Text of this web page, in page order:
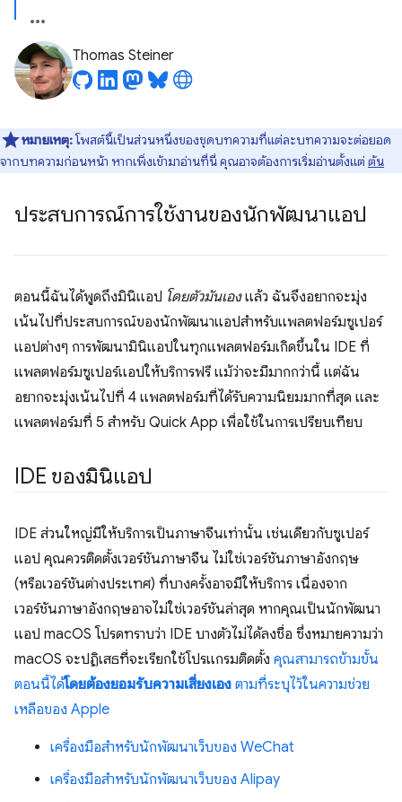
Thomas Steiner
หมายเหตุ:โพสต์นี้เป็นส่วนหนึ่งของชุดบทความที่แต่ละบทความจะต่อยอด
จากบทความก่อนหน้า หากเพิ่งเข้ามาอ่านที่นี่ คุณอาจต้องการเริ่มอ่านตั้งแต่ ต้น
ประสบการณ์การใช้งานของนักพัฒนาแอป
ตอนนี้ฉันได้พูดถึงมินิแอป โดยตัวมันเองแล้ว ฉันจึงอยากจะมุ่ง
เน้นไปที่ประสบการณ์ของนักพัฒนาแอปสำหรับแพลตฟอร์มซูเปอร์
แอปต่างๆ การพัฒนามินิแอปในทุกแพลตฟอร์มเกิดขึ้นใน IDE ที่
แพลตฟอร์มซูเปอร์แอปให้บริการฟรี แม้ว่าจะมีมากกว่านี้ แต่ฉัน
อยากจะมุ่งเน้นไปที่ 4 แพลตฟอร์มที่ได้รับความนิยมมากที่สุด และ
แพลตฟอร์มที่ 5 สำหรับ Quick App เพื่อใช้ในการเปรียบเทียบ
IDE ของมินิแอป
IDE ส่วนใหญ่มีให้บริการเป็นภาษาจีนเท่านั้น เช่นเดียวกับซูเปอร์
แอป คุณควรติดตั้งเวอร์ชันภาษาจีน ไม่ใช่เวอร์ชันภาษาอังกฤษ
(หรือเวอร์ชันต่างประเทศ) ที่บางครั้งอาจมีให้บริการ เนื่องจาก
เวอร์ชันภาษาอังกฤษอาจไม่ใช่เวอร์ชันล่าสุด หากคุณเป็นนักพัฒนา
แอป macOS โปรดทราบว่า IDE บางตัวไม่ได้ลงชื่อ ซึ่งหมายความว่า
macOS จะปฏิเสธที่จะเรียกใช้โปรแกรมติดตั้ง คุณสามารถข้ามขั้น
ตอนนี้ได้โดยต้องยอมรับความเสี่ยงเอง ตามที่ระบุไว้ในความช่วย
เหลือของ Apple
เครื่องมือสำหรับนักพัฒนาเว็บของ WeChat
เครื่องมือสำหรับนักพัฒนาเว็บของ Alipay